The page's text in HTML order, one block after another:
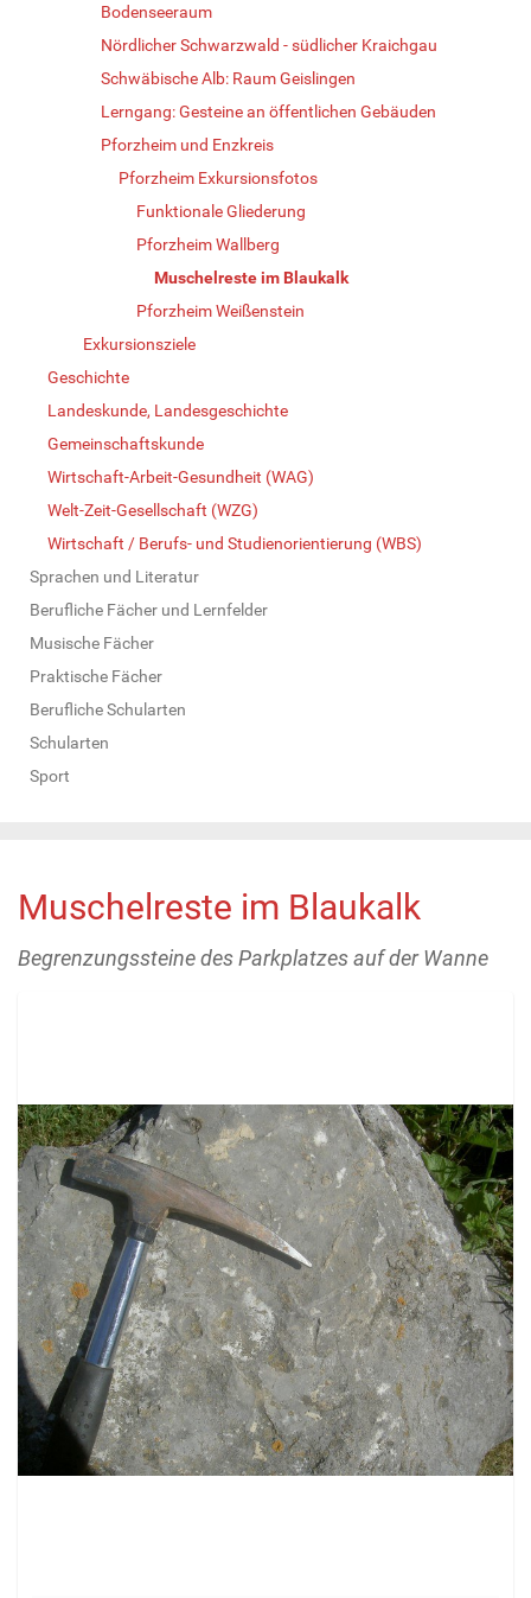
Bodenseeraum
Nördlicher Schwarzwald - südlicher Kraichgau
Schwäbische Alb: Raum Geislingen
Lerngang: Gesteine an öffentlichen Gebäuden
Pforzheim und Enzkreis
Pforzheim Exkursionsfotos
Funktionale Gliederung
Pforzheim Wallberg
Muschelreste im Blaukalk
Pforzheim Weißenstein
Exkursionsziele
Geschichte
Landeskunde, Landesgeschichte
Gemeinschaftskunde
Wirtschaft-Arbeit-Gesundheit (WAG)
Welt-Zeit-Gesellschaft (WZG)
Wirtschaft / Berufs- und Studienorientierung (WBS)
Sprachen und Literatur
Berufliche Fächer und Lernfelder
Musische Fächer
Praktische Fächer
Berufliche Schularten
Schularten
Sport
Muschelreste im Blaukalk
Begrenzungssteine des Parkplatzes auf der Wanne